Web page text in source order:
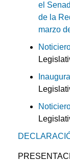
el
de la
marzo